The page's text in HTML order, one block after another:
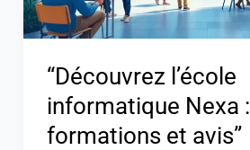
“Découvrez l’école
informatique Nexa :
formations et avis”